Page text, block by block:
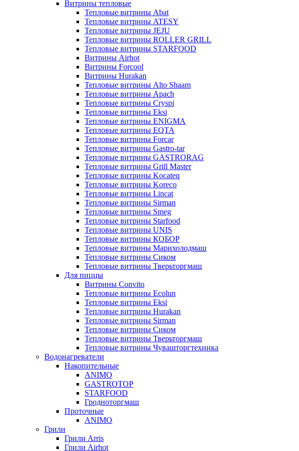
Витрины тепловые
Тепловые витрины Abat
Тепловые витрины ATESY
Тепловые витрины JEJU
Тепловые витрины ROLLER GRILL
Тепловые витрины STARFOOD
Витрины Airhot
Витрины Forcool
Витрины Hurakan
Тепловые витрины Alto Shaam
Тепловые витрины Apach
Тепловые витрины Cryspi
Тепловые витрины Eksi
Тепловые витрины ENIGMA
Тепловые витрины EQTA
Тепловые витрины Forcar
Тепловые витрины Gastro-tar
Тепловые витрины GASTRORAG
Тепловые витрины Grill Master
Тепловые витрины Kocateq
Тепловые витрины Koreco
Тепловые витрины Lincat
Тепловые витрины Sirman
Тепловые витрины Smeg
Тепловые витрины Starfood
Тепловые витрины UNIS
Тепловые витрины КОБОР
Тепловые витрины Марихолодмаш
Тепловые витрины Сиком
Тепловые витрины Тверьторгмаш
Для пиццы
Витрины Convito
Тепловые витрины Ecolun
Тепловые витрины Eksi
Тепловые витрины Hurakan
Тепловые витрины Sirman
Тепловые витрины Сиком
Тепловые витрины Тверьторгмаш
Тепловые витрины Чувашторгтехника
Водонагреватели
Накопительные
ANIMO
GASTROTOP
STARFOOD
Гродноторгмаш
Проточные
ANIMO
Грили
Грили Arris
Грили Airhot